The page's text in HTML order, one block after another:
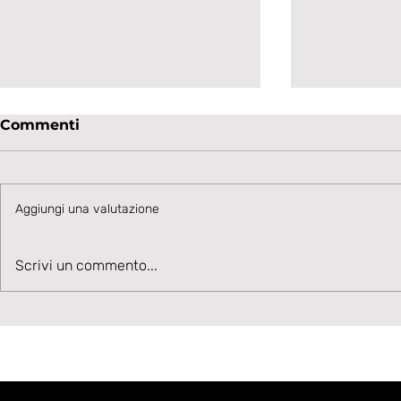
Velocità, Potenza, Gol,
Commenti
Aggiungi una valutazione
Scrivi un commento...